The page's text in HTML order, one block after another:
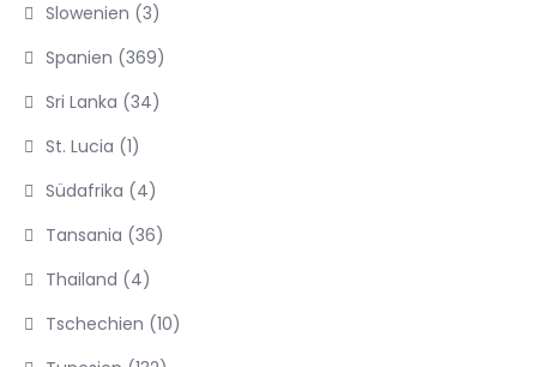
Slowenien (3)
Spanien (369)
Sri Lanka (34)
St. Lucia (1)
Südafrika (4)
Tansania (36)
Thailand (4)
Tschechien (10)